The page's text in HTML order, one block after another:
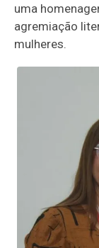
uma
agremiação
mulheres.